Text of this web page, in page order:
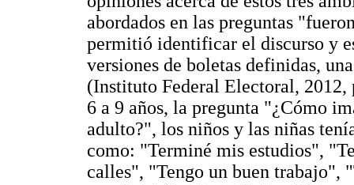
abordados en las preguntas
permitió identificar el discurso y
versiones de boletas definidas,
(Instituto Federal Electoral, 2012,
6 a 9 años, la pregunta "¿Cómo
adulto?", los niños y las niñas
como: "Terminé mis estudios",
calles", "Tengo un buen trabajo",